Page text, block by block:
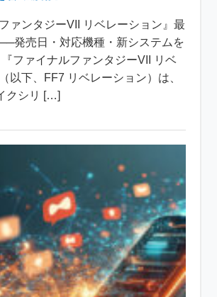
ァンタジーVII リベレーション』最
発売日・対応機種・新システムを
ファイナルファンタジーVII リベ
以下、FF7 リベレーション）は、
クシリ […]